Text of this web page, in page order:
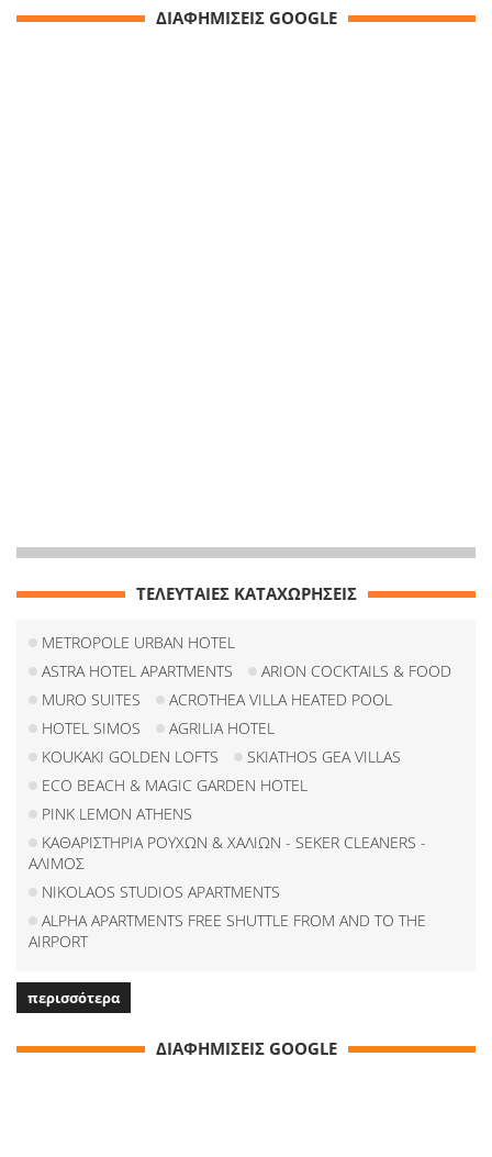
ΔΙΑΦΗΜΙΣΕΙΣ GOOGLE
ΤΕΛΕΥΤΑΙΕΣ ΚΑΤΑΧΩΡΗΣΕΙΣ
METROPOLE URBAN HOTEL
ASTRA HOTEL APARTMENTS
ARION COCKTAILS & FOOD
MURO SUITES
ACROTHEA VILLA HEATED POOL
HOTEL SIMOS
AGRILIA HOTEL
KOUKAKI GOLDEN LOFTS
SKIATHOS GEA VILLAS
ECO BEACH & MAGIC GARDEN HOTEL
PINK LEMON ATHENS
ΚΑΘΑΡΙΣΤΗΡΙΑ ΡΟΥΧΩΝ & ΧΑΛΙΩΝ - SEKER CLEANERS -
ΑΛΙΜΟΣ
NIKOLAOS STUDIOS APARTMENTS
ALPHA APARTMENTS FREE SHUTTLE FROM AND TO THE
AIRPORT
περισσότερα
ΔΙΑΦΗΜΙΣΕΙΣ GOOGLE